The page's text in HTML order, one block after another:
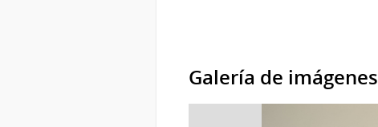
Galería de imágenes